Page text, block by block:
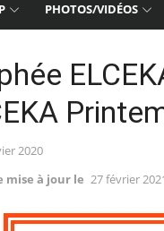
PHOTOS/VIDÉOS
2020
mise à jour le 27 février